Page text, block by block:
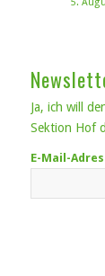
Ja, ich will
Sektion Hof
E-Mail-